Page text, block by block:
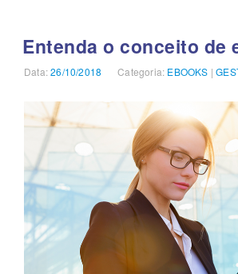
A
MUDANÇA?”
Entenda o conceito de
Data:Publicado
26/10/2018 Categoria: Categorias
EBOOKS |